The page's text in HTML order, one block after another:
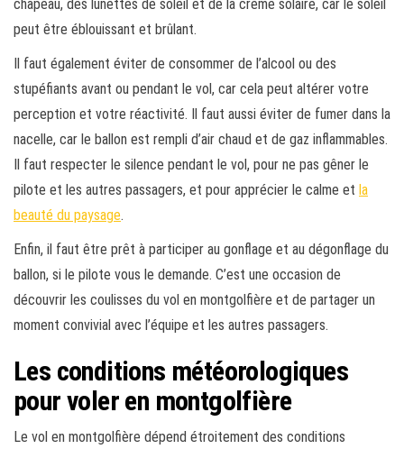
chapeau, des lunettes de soleil et de la crème solaire, car le soleil
peut être éblouissant et brûlant.
Il faut également éviter de consommer de l’alcool ou des
stupéfiants avant ou pendant le vol, car cela peut altérer votre
perception et votre réactivité. Il faut aussi éviter de fumer dans la
nacelle, car le ballon est rempli d’air chaud et de gaz inflammables.
Il faut respecter le silence pendant le vol, pour ne pas gêner le
pilote et les autres passagers, et pour apprécier le calme et la
beauté du paysage.
Enfin, il faut être prêt à participer au gonflage et au dégonflage du
ballon, si le pilote vous le demande. C’est une occasion de
découvrir les coulisses du vol en montgolfière et de partager un
moment convivial avec l’équipe et les autres passagers.
Les conditions météorologiques
pour voler en montgolfière
Le vol en montgolfière dépend étroitement des conditions